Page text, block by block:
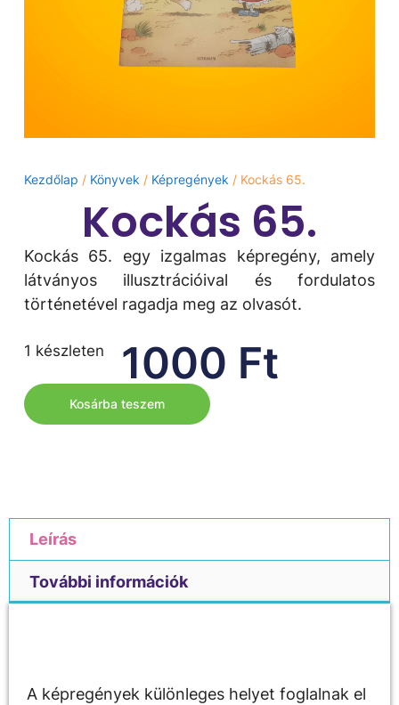
Kezdőlap / Könyvek / Képregények / Kockás 65.
Kockás 65.
Kockás 65. egy izgalmas képregény, amely
látványos illusztrációival és fordulatos
történetével ragadja meg az olvasót.
1000 Ft
1 készleten
Kosárba teszem
Leírás
További információk
A képregények különleges helyet foglalnak el